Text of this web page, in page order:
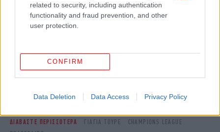
related to security, including authentication
functionality and fraud prevention, and other
user protection.
CONFIRM
Data Deletion Data Access Privacy Policy
ΠΕΡΙΣΣΟΤΕΡΑ ΒΙΝΤΕΟ
πρώτοι όλες τις ειδήσεις
Δείτε όλες τις τελευταίεςΕιδήσειςαπό την Ελλάδα και τον Κόσμο,
ΔΙΑΒΑΣΤΕ ΠΕΡΙΣΣΟΤΕΡΑ ΓΙΆΓΙΑ ΤΟΥΡΈ
CHAMPIONS LEAGUE